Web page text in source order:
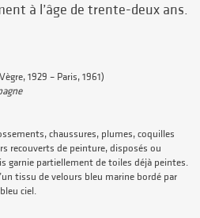
à l’âge de trente-deux ans.
1929 – Paris, 1961)
chaussures, plumes, coquilles
recouverts de peinture, disposés ou
garnie partiellement de toiles déjà peintes.
tissu de velours bleu marine bordé par
ciel.